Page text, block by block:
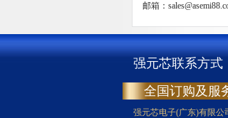
邮箱：
强元芯联系方式
全国订购及服
强元芯电子(广东)有限公